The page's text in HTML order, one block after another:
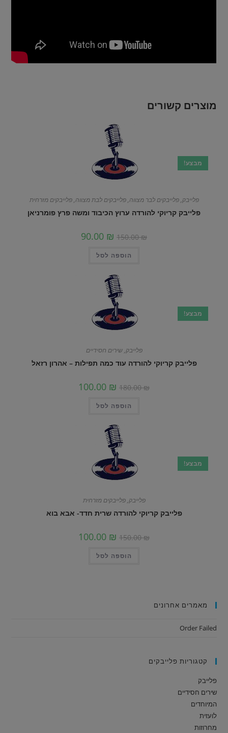
מוצרים קשורים
מבצע!
פלייבק,פלייבקים לבר מצווה,פלייבקים לבת מצווה,פלייבקים מזרחית
פלייבק קריוקי להורדה ערוץ הכיבוד ומשה פרץ פומרניאן
150.00₪
90.00 ₪
הוספה לסל
מבצע!
פלייבק,שירים חסידיים
פלייבק קריוקי להורדה עוד כמה תפילות – אהרון רזאל
180.00₪
100.00 ₪
הוספה לסל
מבצע!
פלייבק,פלייבקים מזרחית
פלייבק קריוקי להורדה שרית חדד- אבא בוא
150.00₪
100.00 ₪
הוספה לסל
מאמרים אחרונים
Order Failed
קטגוריות פלייבקים
פלייבק
שירים חסידיים
המיוחדים
לועזית
מחרוזות